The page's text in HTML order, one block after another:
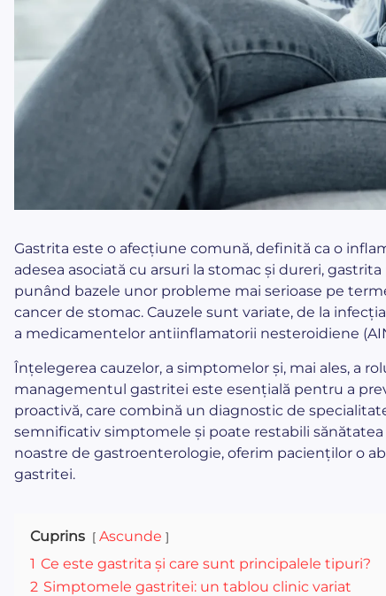
Gastrita este o afecțiune comună, definită ca o
adesea asociată cu arsuri la stomac și dureri,
punând bazele unor probleme mai serioase pe
cancer de stomac. Cauzele sunt variate, de la
a medicamentelor antiinflamatorii nesteroidiene
Înțelegerea cauzelor, a simptomelor și, mai ales, a
managementul gastritei este esențială pentru a
proactivă, care combină un diagnostic de
semnificativ simptomele și poate restabili sănătatea
noastre de gastroenterologie, oferim pacienților o
gastritei.
Cuprins
Ascunde
1 Ce este gastrita și care sunt principalele tipuri?
2 Simptomele gastritei: un tablou clinic variat